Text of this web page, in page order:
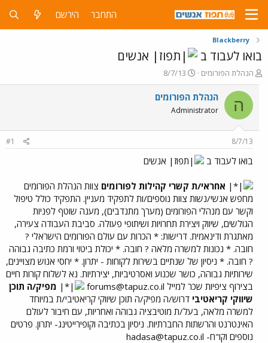
התחבר הירשם
Blackberry
בואו לעבוד ב אנשים
פ
ו
ת
ח
ה
ש
א
הנהלת הפורומים
פ
ו
ר
ם
ר
8/7/13
ה הנהלת הפורומים
Administrator
8/7/13
#1
בואו לעבוד ב אנשים
אחראי/ת קשרי קהילות לפורומים צוות הנהלת הפורומים
מחפש אנשי/נשות צוות נוספים/ות לתפקיד מעניין. התפקיד כולל טיפול
וקשר עם מנהלי הפורומים (מערך מתנדבים), מענה שוטף לפניות
הגולשים, שיווק ויצירת תחרויות ושיתופי פעולה. סביבת העבודה צעירה,
מאתגרת ודינאמית. דרישות: * הכרות עם עולם הפורומים הישראלי ?
חובה. * נכונות למשרה מלאה ? חובה. * יכולת ביטוי ורמת כתיבה גבוהה
? חובה. * ניסיון של שנתיים בשירות לקוחות - יתרון. * יחסי אנוש מצויינים,
שירותיות גבוהה, כושר שכנוע ואסרטיביות, יצירתיות. נא לשלוח קורות חיים
בצירוף ציפיות שכר למייל forums@tapuz.co.il
מפיק/ה תוכן
שיווקי קריאטיבי דרוש/ה מפיק/ה תוכן שיווקי קריאטיבי/ת במיוחד
למשרה מלאה, בעל/ת מוטיבציה גבוהה ואחריות, עם חיבור לעולם
האינטרנט והרשתות החברתיות. ניסיון בכתיבה וקופירייטינג- יתרון. פרטים
נוספים וקו"ח- hadasa@tapuz.co.il